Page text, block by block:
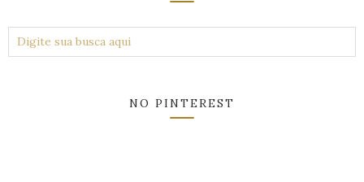
NO PINTEREST